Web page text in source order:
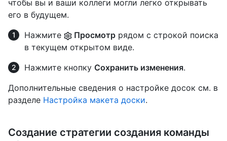
чтобы вы и ваши коллеги могли легко открывать
его в будущем.
Нажмите
Просмотр рядом с строкой поиска
в текущем открытом виде.
Нажмите кнопку Сохранить изменения.
Дополнительные сведения о настройке досок см. в
разделе Настройка макета доски.
Создание стратегии создания команды